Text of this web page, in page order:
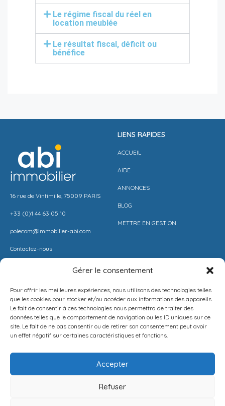
Gérer le consentement
Pour offrir les meilleures expériences, nous utilisons des technologies telles
que les cookies pour stocker et/ou accéder aux informations des appareils.
Le fait de consentir à ces technologies nous permettra de traiter des
données telles que le comportement de navigation ou les ID uniques sur ce
site. Le fait de ne pas consentir ou de retirer son consentement peut avoir
un effet négatif sur certaines caractéristiques et fonctions.
Accepter
Refuser
Le régime fiscal du réel en
location meublée
Le résultat fiscal, déficit ou
bénéfice
16 rue de Vintimille, 75009 PARIS
+33 (0)1 44 63 05 10
polecom@immobilier-abi.com
Contactez-nous
LIENS RAPIDES
ACCUEIL
AIDE
ANNONCES
BLOG
METTRE EN GESTION
ESTIMER MON LOYER
PROPOSEZ VOTRE APPARTEMENT
CONDITIONS DE VENTE
LA SOLUTION IMMO
POLITIQUE DE CONFIDENTIALITÉ